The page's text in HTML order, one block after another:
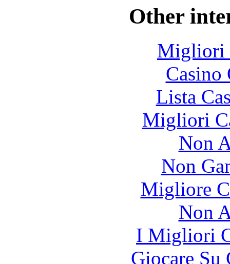
Other
Migliori
Lista
Migliori
Non
Non
Migliore
Non
I Migliori
Giocare Su